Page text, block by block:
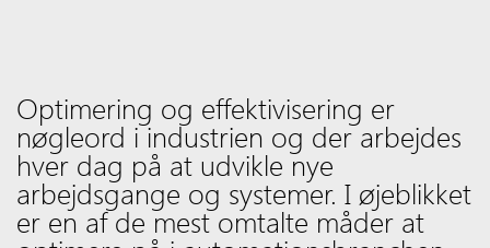
Optimering og effektivisering er
nøgleord i industrien og der arbejdes
hver dag på at udvikle nye
arbejdsgange og systemer. I øjeblikket
er en af de mest omtalte måder at